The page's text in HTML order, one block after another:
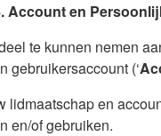
Account en
te kunnen nemen
gebruikersaccount (‘
lidmaatschap en
en/of gebruiken.